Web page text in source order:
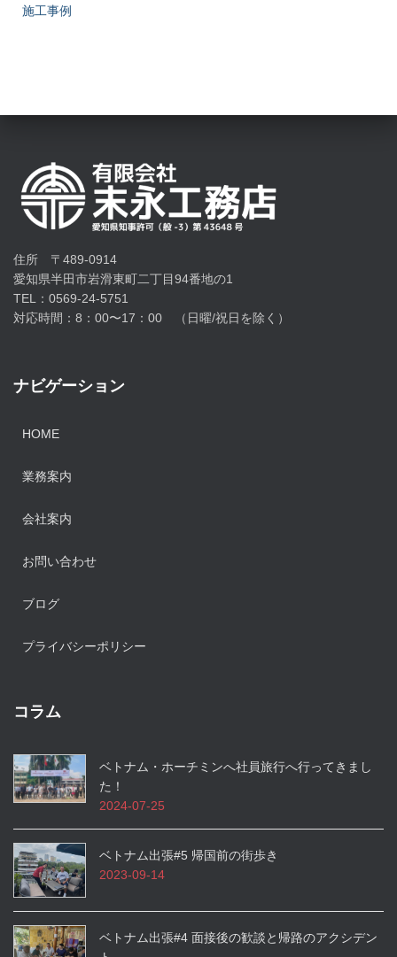
施工事例
住所 〒489-0914
愛知県半田市岩滑東町二丁目94番地の1
TEL：0569-24-5751
対応時間：8：00〜17：00 （日曜/祝日を除く）
ナビゲーション
HOME
業務案内
会社案内
お問い合わせ
ブログ
プライバシーポリシー
コラム
ベトナム・ホーチミンへ社員旅行へ行ってきまし
た！
2024-07-25
ベトナム出張#5 帰国前の街歩き
2023-09-14
ベトナム出張#4 面接後の歓談と帰路のアクシデン